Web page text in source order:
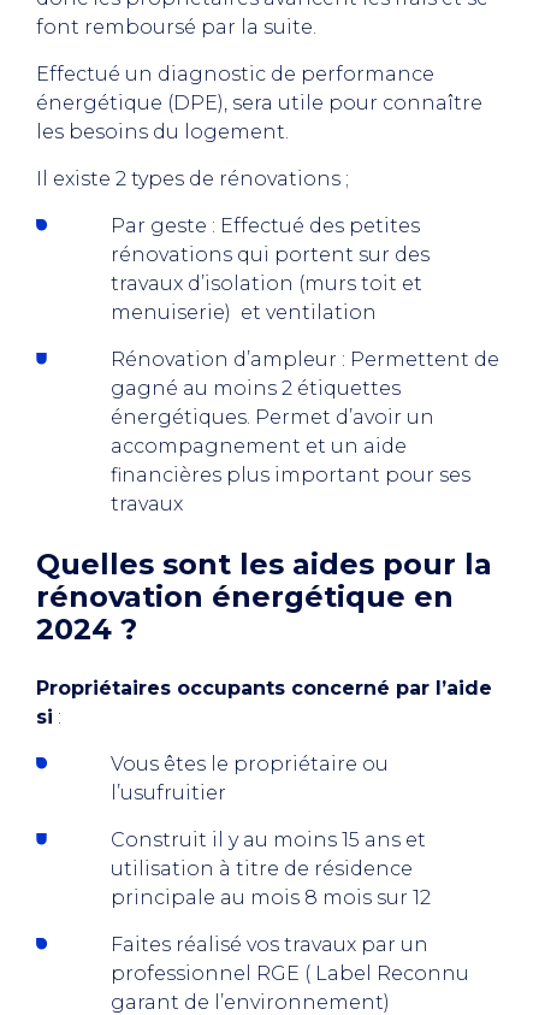
font remboursé par la suite.
Effectué un diagnostic de performance
énergétique (DPE), sera utile pour connaître
les besoins du logement.
Il existe 2 types de rénovations ;
Par geste : Effectué des petites
rénovations qui portent sur des
travaux d’isolation (murs toit et
menuiserie) et ventilation
Rénovation d’ampleur : Permettent de
gagné au moins 2 étiquettes
énergétiques. Permet d’avoir un
accompagnement et un aide
financières plus important pour ses
travaux
Quelles sont les aides pour la
rénovation énergétique en
2024 ?
Propriétaires occupants concerné par l’aide
si :
Vous êtes le propriétaire ou
l’usufruitier
Construit il y au moins 15 ans et
utilisation à titre de résidence
principale au mois 8 mois sur 12
Faites réalisé vos travaux par un
professionnel RGE ( Label Reconnu
garant de l’environnement)